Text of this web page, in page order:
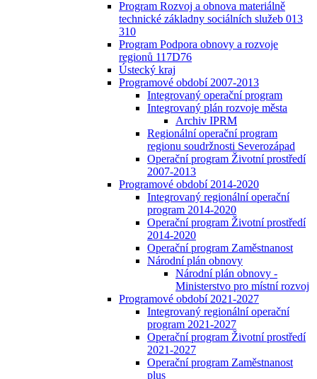
Program Rozvoj a obnova materiálně
technické základny sociálních služeb 013
310
Program Podpora obnovy a rozvoje
regionů 117D76
Ústecký kraj
Programové období 2007-2013
Integrovaný operační program
Integrovaný plán rozvoje města
Archiv IPRM
Regionální operační program
regionu soudržnosti Severozápad
Operační program Životní prostředí
2007-2013
Programové období 2014-2020
Integrovaný regionální operační
program 2014-2020
Operační program Životní prostředí
2014-2020
Operační program Zaměstnanost
Národní plán obnovy
Národní plán obnovy -
Ministerstvo pro místní rozvoj
Programové období 2021-2027
Integrovaný regionální operační
program 2021-2027
Operační program Životní prostředí
2021-2027
Operační program Zaměstnanost
plus